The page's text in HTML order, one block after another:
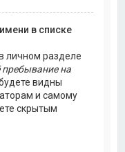
в списке
личном разделе
на
видны
и самому
скрытым